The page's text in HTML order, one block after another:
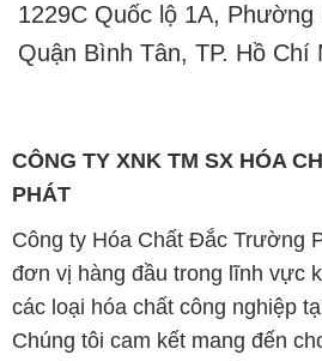
1229C Quốc lộ 1A,
Quận Bình Tân, TP. Hồ Chí
CÔNG TY XNK TM SX HÓA
PHÁT
Công ty Hóa Chất Đắc Trường
đơn vị hàng đầu trong lĩnh vực
các loại hóa chất công nghiệp
Chúng tôi cam kết mang đến